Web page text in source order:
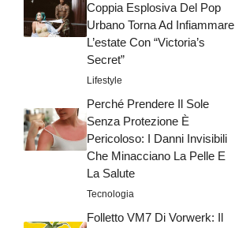
Coppia Esplosiva Del Pop
Urbano Torna Ad Infiammare
L’estate Con “Victoria’s
Secret”
Lifestyle
Perché Prendere Il Sole
Senza Protezione È
Pericoloso: I Danni Invisibili
Che Minacciano La Pelle E
La Salute
Tecnologia
Folletto VM7 Di Vorwerk: Il